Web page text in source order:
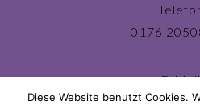
0176
E-Mail
Diese Website benutzt Cookies.